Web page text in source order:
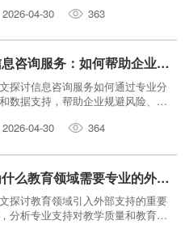
2026-04-30
363
信息咨询服务：如何帮助企业做出更明智的决策？
探讨信息咨询服务如何通过专业分
数据支持，帮助企业规避风险、抓
2026-04-30
364
为什么教育领域需要专业的外部支持？
探讨教育领域引入外部支持的重要
分析专业支持对教学质量和教育改